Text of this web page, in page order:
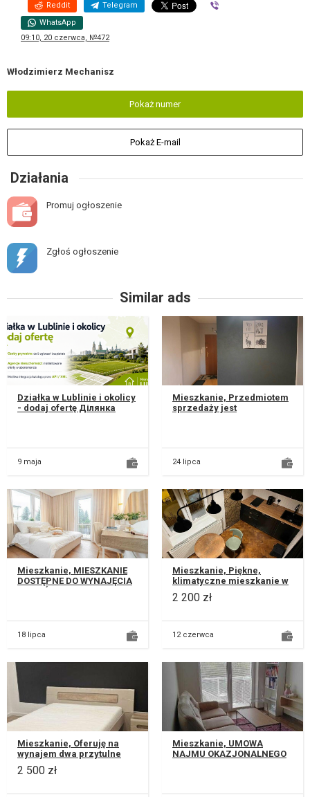
Reddit Telegram
WhatsApp
09:10, 20 czerwca, №472
Włodzimierz Mechanisz
Pokaż numer
Pokaż E-mail
Działania
Promuj ogłoszenie
Zgłoś ogłoszenie
Similar ads
Działka w Lublinie i okolicy
- dodaj ofertę Ділянка
9 maja
Mieszkanie, Przedmiotem
sprzedaży jest
24 lipca
Mieszkanie, MIESZKANIE
DOSTĘPNE DO WYNAJĘCIA
18 lipca
Mieszkanie, Piękne,
klimatyczne mieszkanie w
secesyjnej kamienicy
położonej w centrum
2 200 zł
12 czerwca
Mieszkanie, Oferuję na
wynajem dwa przytulne
mieszkania o powierzchni
42 m². Znajdziesz tu dwa
2 500 zł
Mieszkanie, UMOWA
NAJMU OKAZJONALNEGO